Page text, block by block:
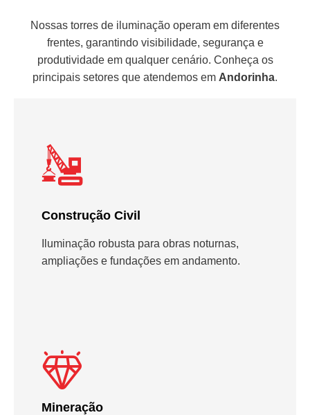
Nossas torres de iluminação operam em diferentes
frentes, garantindo visibilidade, segurança e
produtividade em qualquer cenário. Conheça os
principais setores que atendemos em Andorinha.
Construção Civil
Iluminação robusta para obras noturnas,
ampliações e fundações em andamento.
Mineração